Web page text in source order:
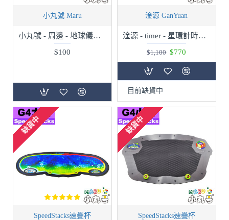
小丸號 Maru
小丸號 - 周邊 - 地球儀方塊架
$100
淦源 GanYuan
淦源 - timer - 星環計時器 標準版
$770
$1,100
目前缺貨中
缺貨中
SpeedStacks速疊杯
缺貨中
SpeedStacks速疊杯